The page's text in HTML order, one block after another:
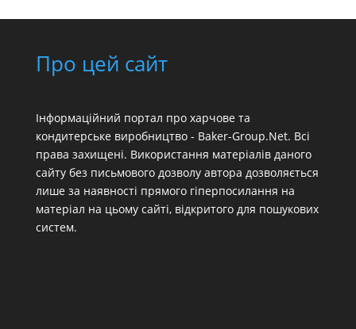
Про цей сайт
Інформаційний портал про харчове та
кондитерське виробництво - Baker-Group.Net. Всі
права захищені. Використання матеріалів даного
сайту без письмового дозволу автора дозволяється
лише за наявності прямого гіперпосилання на
матеріал на цьому сайті, відкритого для пошукових
систем.